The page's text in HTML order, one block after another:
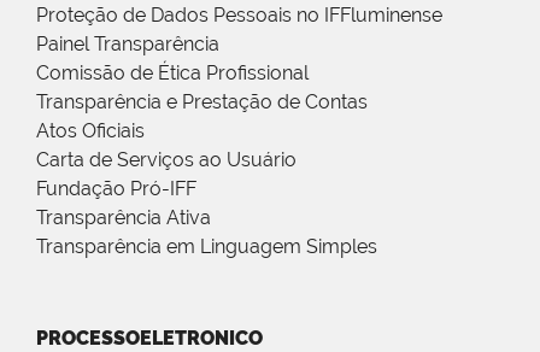
Proteção de Dados Pessoais no IFFluminense
Painel Transparência
Comissão de Ética Profissional
Transparência e Prestação de Contas
Atos Oficiais
Carta de Serviços ao Usuário
Fundação Pró-IFF
Transparência Ativa
Transparência em Linguagem Simples
PROCESSOELETRONICO